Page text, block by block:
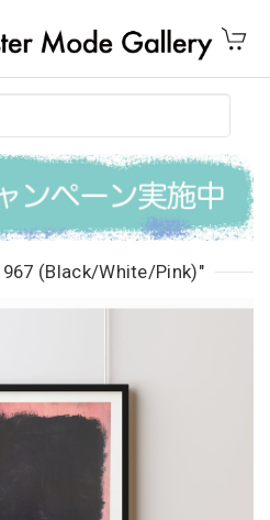
(Black/White/Pink)"